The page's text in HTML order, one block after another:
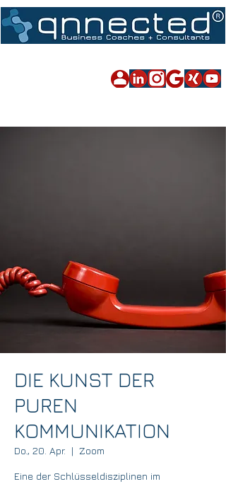
DIE KUNST DER
PUREN
KOMMUNIKATION
Do., 20. Apr.
  |
Zoom
Eine der Schlüsseldisziplinen im